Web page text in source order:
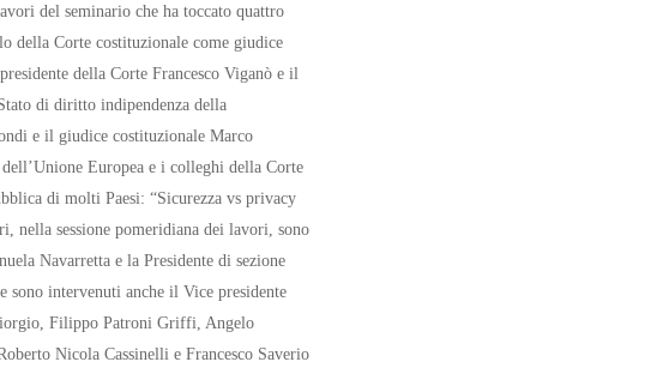
del seminario che ha toccato quattro
della Corte costituzionale come giudice
della Corte Francesco Viganò e il
di diritto indipendenza della
e il giudice costituzionale Marco
Europea e i colleghi della Corte
di molti Paesi: “Sicurezza vs privacy
nella sessione pomeridiana dei lavori, sono
Navarretta e la Presidente di sezione
intervenuti anche il Vice presidente
Filippo Patroni Griffi, Angelo
Nicola Cassinelli e Francesco Saverio